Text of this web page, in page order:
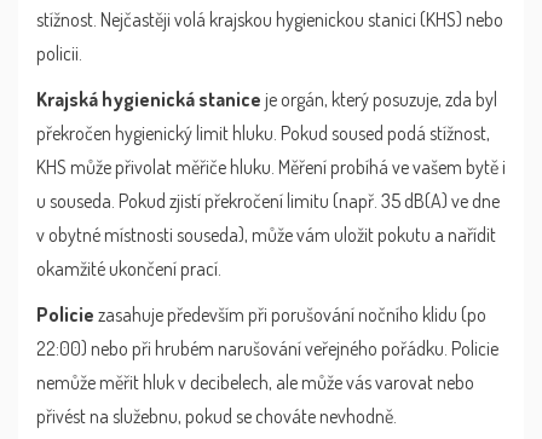
stížnost. Nejčastěji volá krajskou hygienickou stanici (KHS) nebo
policii.
Krajská hygienická stanice je orgán, který posuzuje, zda byl
překročen hygienický limit hluku. Pokud soused podá stížnost,
KHS může přivolat měřiče hluku. Měření probíhá ve vašem bytě i
u souseda. Pokud zjistí překročení limitu (např. 35 dB(A) ve dne
v obytné místnosti souseda), může vám uložit pokutu a nařídit
okamžité ukončení prací.
Policie zasahuje především při porušování nočního klidu (po
22:00) nebo při hrubém narušování veřejného pořádku. Policie
nemůže měřit hluk v decibelech, ale může vás varovat nebo
přivést na služebnu, pokud se chováte nevhodně.